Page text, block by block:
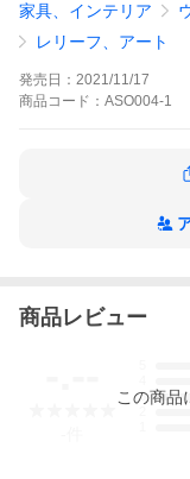
家具、インテリア
レリーフ、アート
発売日： 2021/11/17
商品 コード： ASO004-1
商品レビュー
3
この商品